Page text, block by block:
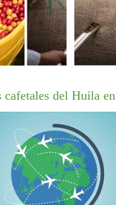
cafetales del Huila